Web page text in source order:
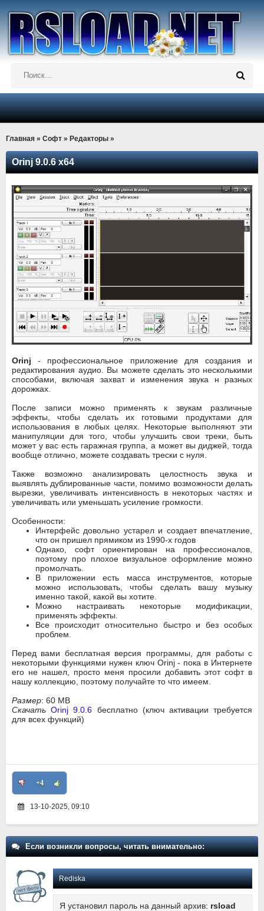
Главная » Софт » Редакторы »
Orinj 9.0.6 x64
Orinj - профессиональное приложение для создания и
редактирования аудио. Вы можете сделать это несколькими
способами, включая захват и изменения звука н разных
дорожках.
После записи можно применять к звукам различные
эффекты, чтобы сделать их готовыми продуктами для
использования в любых целях. Некоторые выполняют эти
манипуляции для того, чтобы улучшить свои треки, быть
может у вас есть гаражная группа, а может вы диджей, тогда
вообще отлично, можете создавать трески с нуля.
Также возможно анализировать целостность звука и
выявлять дублированные части, помимо возможности делать
вырезки, увеличивать интенсивность в некоторых частях и
увеличивать или уменьшать усиление громкости.
Особенности:
Интерфейс довольно устарел и создает впечатление,
что он пришел прямиком из 1990-х годов
Однако, софт ориентирован на профессионалов,
поэтому про плохое визуальное оформление можно
промолчать.
В приложении есть масса инструментов, которые
можно использовать, чтобы сделать вашу музыку
именно такой, какой вы хотите.
Можно настраивать некоторые модификации,
применять эффекты.
Все происходит относительно быстро и без особых
проблем.
Перед вами бесплатная версия программы, для работы с
некоторыми функциями нужен ключ Orinj - пока в Интернете
его не нашел, просто меня просили добавить этот софт в
нашу коллекцию, поэтому получайте то что имеем.
Размер: 60 MB
СкачатьOrinj 9.0.6 бесплатно (ключ активации требуется
для всех функций)
+4
13-10-2025, 09:10
Если возникли вопросы, читать внимательно:
Rediska
Я установил пароль на данный архив: rsload